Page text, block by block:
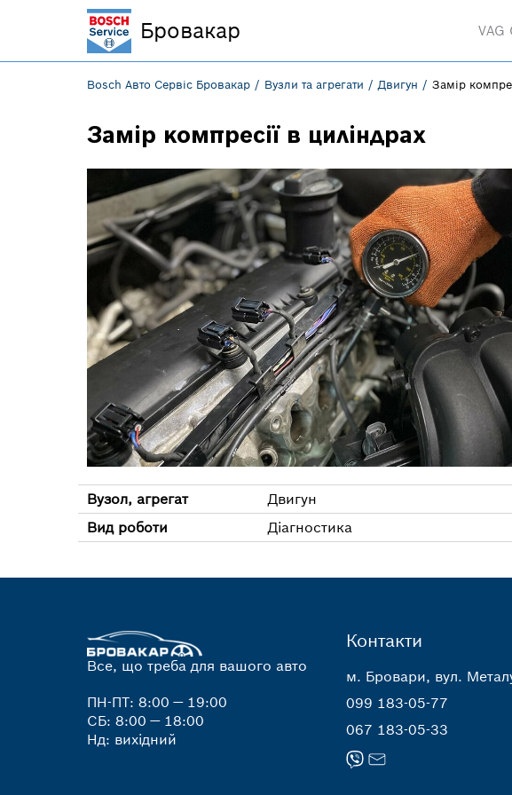
Bosch Авто Сервіс Бровакар Вузли та агрегати Двигун Замір
Замір компресії в циліндрах
Вузол, агрегат
Двигун
Вид роботи
Діагностика
Все, що треба для вашого авто
ПН-ПТ: 8:00 — 19:00
СБ: 8:00 — 18:00
Нд: вихідний
Контакти
м. Бровари, вул.
099 183-05-77
067 183-05-33
Бровакар VAG